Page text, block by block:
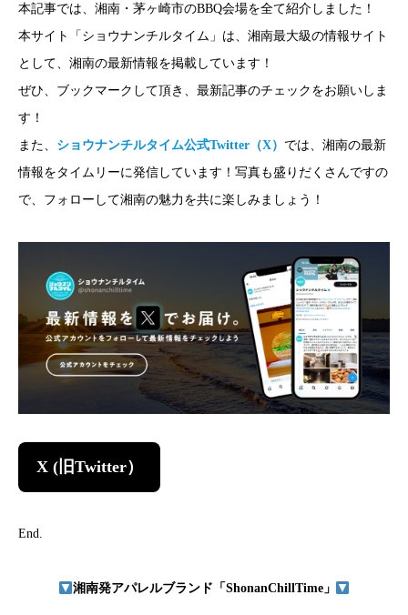
本記事では、湘南・茅ヶ崎市のBBQ会場を全て紹介しました！
本サイト「ショウナンチルタイム」は、湘南最大級の情報サイト
として、湘南の最新情報を掲載しています！
ぜひ、ブックマークして頂き、最新記事のチェックをお願いしま
す！
また、 ショウナンチルタイム公式Twitter（X） では、湘南の最新
情報をタイムリーに発信しています！写真も盛りだくさんですの
で、フォローして湘南の魅力を共に楽しみましょう！
X (旧Twitter）
End.
湘南発アパレルブランド「ShonanChillTime」